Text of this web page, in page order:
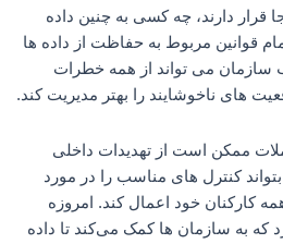
قرار دارند، چه کسی به چنین داده‌
قوانین مربوط به حفاظت از داده‌ ها
سازمان می تواند از همه خطرات
های ناخوشایند را بهتر مدیریت کند.
ممکن است از تهدیدات داخلی
کنترل های مناسب را در مورد
خود اعمال کند. امروزه
که به سازمان‌ ها کمک می‌کند تا داده‌